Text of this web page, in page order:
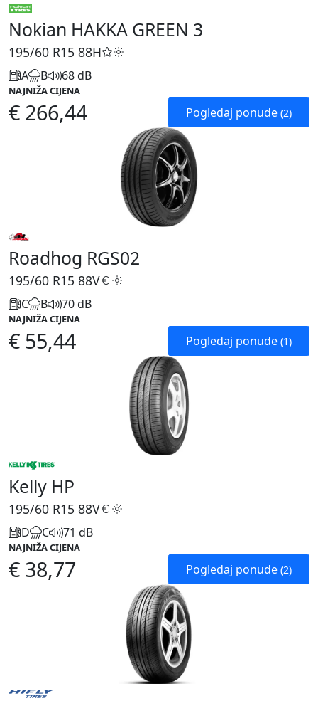
Nokian HAKKA GREEN 3
195/60 R15 88H
A B 68 dB
NAJNIŽA CIJENA
€ 266,44 Pogledaj ponude (2)
Roadhog RGS02
195/60 R15 88V
C B 70 dB
NAJNIŽA CIJENA
€ 55,44 Pogledaj ponude (1)
Kelly HP
195/60 R15 88V
D C 71 dB
NAJNIŽA CIJENA
€ 38,77 Pogledaj ponude (2)